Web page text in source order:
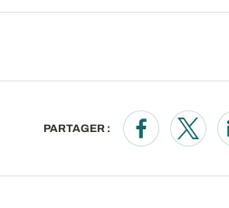
PARTAGER :
Opens in a